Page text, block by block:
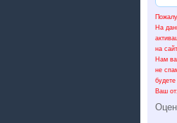
На
на
Нам
не
Ваш